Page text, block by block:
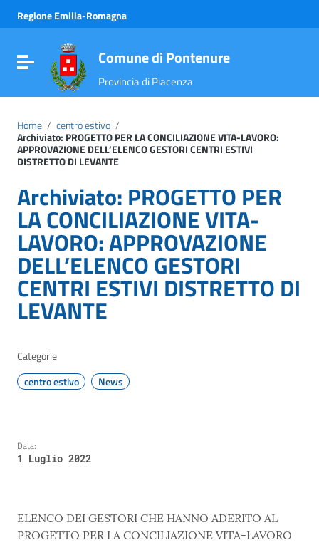
Vai al menu di navigazione
Vai al footer
Regione Emilia-Romagna
Attiva / disattiva la navigazione
Comune di Pontenure
Provincia di Piacenza
Home / centro estivo /
Archiviato: PROGETTO PER LA CONCILIAZIONE VITA-LAVORO:
APPROVAZIONE DELL’ELENCO GESTORI CENTRI ESTIVI
DISTRETTO DI LEVANTE
Archiviato: PROGETTO PER
LA CONCILIAZIONE VITA-
LAVORO: APPROVAZIONE
DELL’ELENCO GESTORI
CENTRI ESTIVI DISTRETTO DI
LEVANTE
Categorie
centro estivo
News
Data:
1 Luglio 2022
ELENCO DEI GESTORI CHE HANNO ADERITO AL
PROGETTO PER LA CONCILIAZIONE VITA-LAVORO